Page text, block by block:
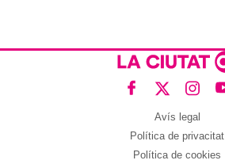
Avís legal
Política de privacitat
Política de cookies